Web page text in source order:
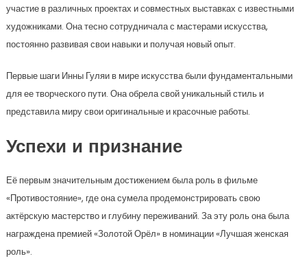
участие в различных проектах и совместных выставках с известными
художниками. Она тесно сотрудничала с мастерами искусства,
постоянно развивая свои навыки и получая новый опыт.
Первые шаги Инны Гуляи в мире искусства были фундаментальными
для ее творческого пути. Она обрела свой уникальный стиль и
представила миру свои оригинальные и красочные работы.
Успехи и признание
Её первым значительным достижением была роль в фильме
«Противостояние», где она сумела продемонстрировать свою
актёрскую мастерство и глубину переживаний. За эту роль она была
награждена премией «Золотой Орёл» в номинации «Лучшая женская
роль».